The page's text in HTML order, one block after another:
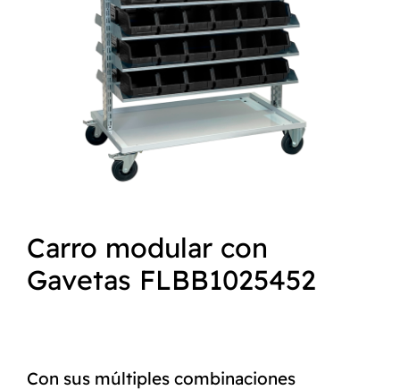
NORMAS ISO
CATÁLOGO
CONTACTO
Carro modular con
Gavetas FLBB1025452
Con sus múltiples combinaciones